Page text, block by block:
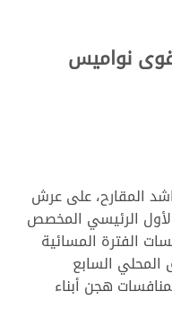
نواميس
المقارح، على عرش
الرئيسي المخصص
الفترة المسائية
المحلي السابع
هجن أبناء